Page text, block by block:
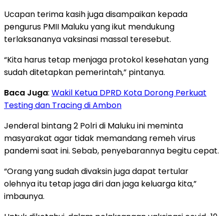
Ucapan terima kasih juga disampaikan kepada
pengurus PMII Maluku yang ikut mendukung
terlaksananya vaksinasi massal teresebut.
“Kita harus tetap menjaga protokol kesehatan yang
sudah ditetapkan pemerintah,” pintanya.
Baca Juga: Wakil Ketua DPRD Kota Dorong Perkuat
Testing dan Tracing di Ambon
Jenderal bintang 2 Polri di Maluku ini meminta
masyarakat agar tidak memandang remeh virus
pandemi saat ini. Sebab, penyebarannya begitu cepat.
“Orang yang sudah divaksin juga dapat tertular
olehnya itu tetap jaga diri dan jaga keluarga kita,”
imbaunya.